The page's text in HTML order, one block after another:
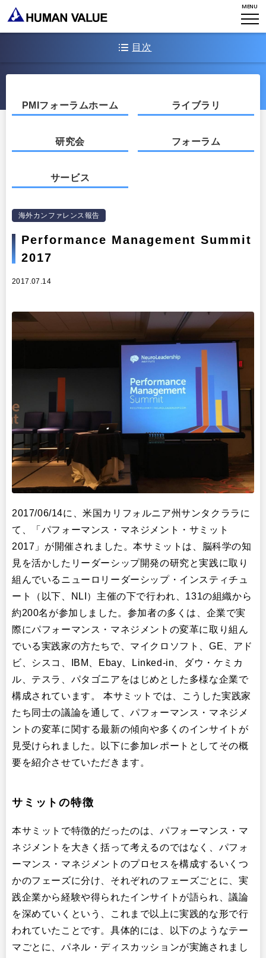
MENU
採用について
リーダーシップ
プラクティショナー養成
お知らせ
CONTACT
目次
（１）次世代の「ゴール・セッティング」のあり方
をいかにつくるか
（４）パフォーマンス・マネジメントからバイアスを取り除く
（５）コンペンセーション（報酬）を見直す
PMIフォーラムホーム ライブラリ
研究会 フォーラム
サービス
海外カンファレンス報告
Performance Management Summit
2017
2017.07.14
2017/06/14に、米国カリフォルニア州サンタクララに
て、「パフォーマンス・マネジメント・サミット
2017」が開催されました。本サミットは、脳科学の知
見を活かしたリーダーシップ開発の研究と実践に取り
組んでいるニューロリーダーシップ・インスティチュ
ート（以下、NLI）主催の下で行われ、131の組織から
約200名が参加しました。参加者の多くは、企業で実
際にパフォーマンス・マネジメントの変革に取り組ん
でいる実践家の方たちで、マイクロソフト、GE、アド
ビ、シスコ、IBM、Ebay、Linked-in、ダウ・ケミカ
ル、テスラ、パタゴニアをはじめとした多様な企業で
構成されています。 本サミットでは、こうした実践家
たち同士の議論を通して、パフォーマンス・マネジメ
ントの変革に関する最新の傾向や多くのインサイトが
見受けられました。以下に参加レポートとしてその概
要を紹介させていただきます。
サミットの特徴
本サミットで特徴的だったのは、パフォーマンス・マ
ネジメントを大きく括って考えるのではなく、パフォ
ーマンス・マネジメントのプロセスを構成するいくつ
かのフェーズに分け、それぞれのフェーズごとに、実
践企業から経験や得られたインサイトが語られ、議論
を深めていくという、これまで以上に実践的な形で行
われていたことです。具体的には、以下のようなテー
マごとに、パネル・ディスカッションが実施されまし